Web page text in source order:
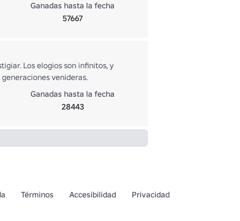
Ganadas hasta la fecha
57667
Los elogios son infinitos, y
venideras.
Ganadas hasta la fecha
28443
Términos Accesibilidad
Privacidad